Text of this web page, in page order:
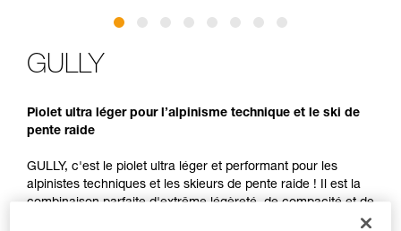
GULLY
Piolet ultra léger pour l’alpinisme technique et le ski de
pente raide
GULLY, c'est le piolet ultra léger et performant pour les
alpinistes techniques et les skieurs de pente raide ! Il est la
combinaison parfaite d'extrême légèreté, de compacité et de